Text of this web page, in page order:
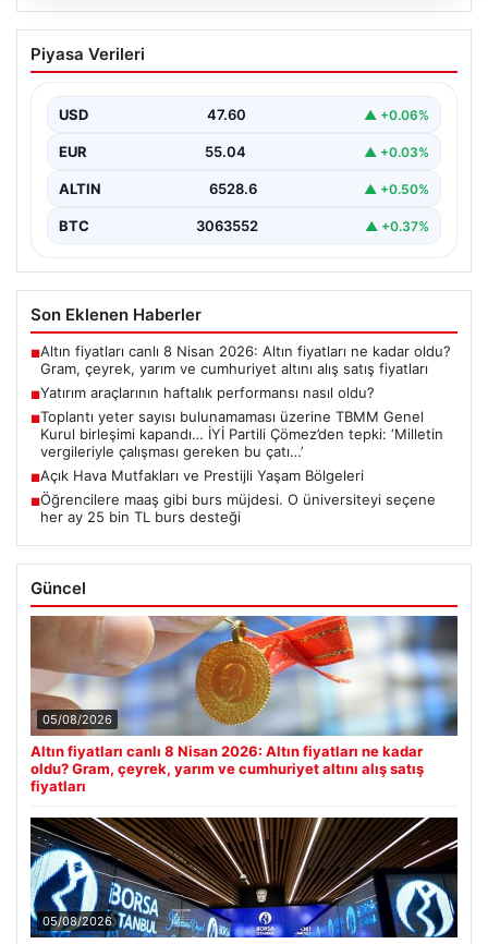
05.08.2026
Yatırım araçlarının haftalık performansı
nasıl oldu?
bazda ortalama yüzde 0,27 değer kaybederken,
altının…
Piyasa Verileri
USD 47.60 ▲ +0.06%
EUR 55.04 ▲ +0.03%
ALTIN 6528.6 ▲ +0.50%
BTC 3063552 ▲ +0.37%
Son Eklenen Haberler
■Altın fiyatları canlı 8 Nisan 2026: Altın fiyatları ne kadar oldu?
Gram, çeyrek, yarım ve cumhuriyet altını alış satış fiyatları
■Yatırım araçlarının haftalık performansı nasıl oldu?
■Toplantı yeter sayısı bulunamaması üzerine TBMM Genel
Kurul birleşimi kapandı… İYİ Partili Çömez’den tepki: ‘Milletin
vergileriyle çalışması gereken bu çatı…’
■Açık Hava Mutfakları ve Prestijli Yaşam Bölgeleri
■Öğrencilere maaş gibi burs müjdesi. O üniversiteyi seçene
her ay 25 bin TL burs desteği
Güncel
05/08/2026
Altın fiyatları canlı 8 Nisan 2026: Altın fiyatları ne kadar
oldu? Gram, çeyrek, yarım ve cumhuriyet altını alış satış
fiyatları
05/08/2026